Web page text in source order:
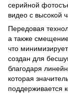
серийной
видео с высокой
Передовая
а также
что
создан для
благодаря
которая
поддерживается